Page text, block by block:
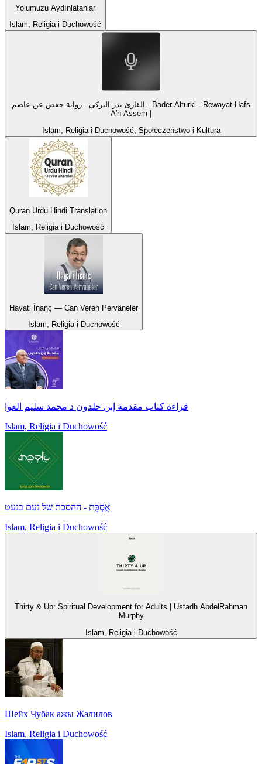
Yolumuzu Aydınlatanlar
Islam, Religia i Duchowość
القارئ بدر التركي - رواية حفص عن عاصم - Bader Alturki - Rewayat Hafs
A'n Assem |
Islam, Religia i Duchowość, Społeczeństwo i Kultura
Quran Urdu Hindi Translation
Islam, Religia i Duchowość
Hayati İnanç — Can Veren Pervâneler
Islam, Religia i Duchowość
قراءة كتاب مقدمة إبن خلدون د محمد سليم العوا
Islam, Religia i Duchowość
אֻסְכֻּת - ההסכת של נעם בנעט
Islam, Religia i Duchowość
Thirty & Up: Spiritual Development for Adults | Ustadh AbdelRahman
Murphy
Islam, Religia i Duchowość
Шейх Чубак ажы Жалилов
Islam, Religia i Duchowość